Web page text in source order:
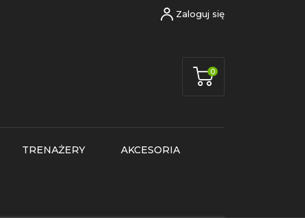
Zaloguj się
0
TRENAŻERY AKCESORIA